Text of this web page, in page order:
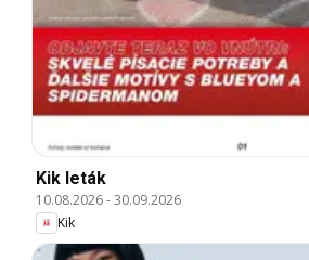
Kik leták
10.08.2026-30.09.2026
Kik